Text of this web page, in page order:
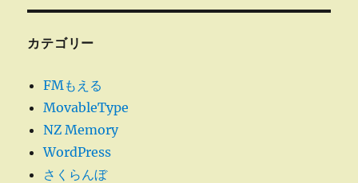
カテゴリー
FMもえる
MovableType
NZ Memory
WordPress
さくらんぼ